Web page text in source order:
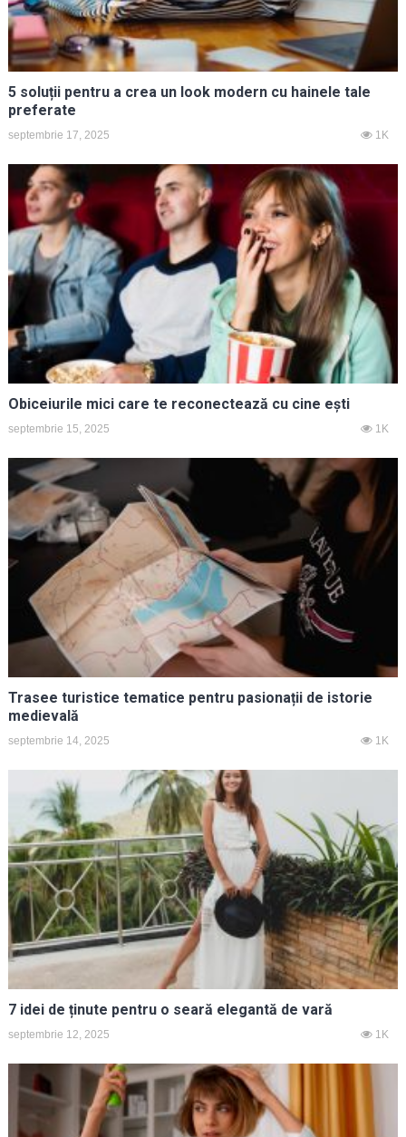
5 soluții pentru a crea un look modern cu hainele tale
preferate
septembrie 17, 2025 1K
Obiceiurile mici care te reconectează cu cine ești
septembrie 15, 2025 1K
Trasee turistice tematice pentru pasionații de istorie
medievală
septembrie 14, 2025 1K
7 idei de ținute pentru o seară elegantă de vară
septembrie 12, 2025 1K